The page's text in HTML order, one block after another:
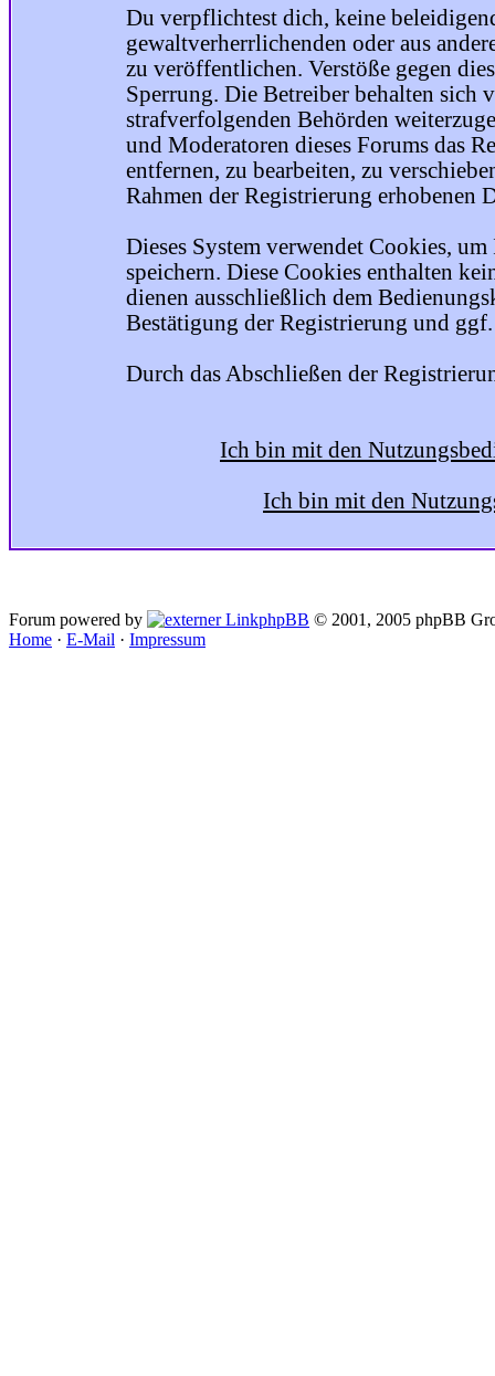
Du verpflichtest dich, keine
gewaltverherrlichenden oder aus
zu veröffentlichen. Verstöße gegen
Sperrung. Die Betreiber behalten sich
strafverfolgenden Behörden
und Moderatoren dieses Forums das
entfernen, zu bearbeiten, zu
Rahmen der Registrierung erhobenen
Dieses System verwendet Cookies,
speichern. Diese Cookies enthalten
dienen ausschließlich dem
Bestätigung der Registrierung und ggf.
Durch das Abschließen der
Ich bin mit den
Ich bin mit den
Forum powered by phpBB © 2001, 2005 phpBB
Home · E-Mail · Impressum